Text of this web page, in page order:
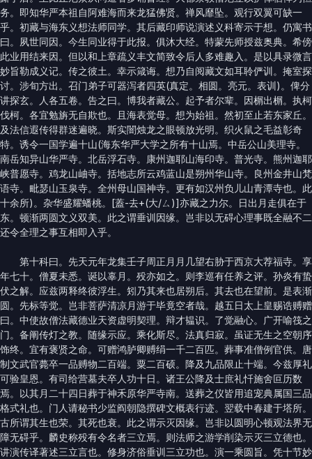
务。即知华严本祖自阿难海而来龙猛佛贤。禅风靡坠。观行双翼可缺一
乎。初藏与海东义想法师同学。其后藏印师说演述义科寄示于想。仍寓书
曰。夙世同因。今生同业得于此报。俱沐大经。特蒙先师授兹奥典。希傍
此业用结来因。但以和上章疏义丰文简致令后人多难趣入。是以具录微言
妙旨勒成义记。传之彼土。幸示箴诲。想乃自阅藏文如耳聆俨训。掩室探
讨。涉旬方出。召门弟子可器泻者四英(真定。相圆。亮元。表训)。俾分
讲探玄。人各五卷。告之曰。博我者藏公。起予者尔辈。因榍出榍。执柯
伐柯。各宜勉旃无自欺也。且海表觉母。想为始祖。然初至止若东家丘。
及法信遐传得群迷遍晓。斯实闇烛龙之眼顿放光明。织火鼠之毛益彰奇
特。诱令一国学遍十山(海东华严大学之所有十山焉。中岳公山美理寺。
南岳知异山华严寺。北岳浮石寺。康州迦耶山海印寺。普光寺。熊州迦耶
峡普愿寺。鸡龙山岫寺。括地志所云鸡蓝山是朔州华山寺。良州金井山梵
语寺。毗瑟山玉泉寺。全州母山国神寺。更有如汉州负儿山青潭寺也。此
十余所)。杂华盛耀蟠桃。[蓋-去+(大/ㄙ)]亦藏之力尔。日出月走俱在于
东。顿渐两圆文义双美。此之谓垂训因缘。岂非以无碍心理事既全融不二
还令全理之事互相即入乎。
第十科曰。先天元年龙集壬子周正月月几望右胁于西京大荐福寺。享
年七十。僧夏未悉。诞以辜月。殁亦如之。则李巡有任养之评。孙炎有蛰
伏之解。应兹两释终彼浮生。矧乃其来也居朔后。其去也在望前。是表渐
圆。先标等觉。岂非菩萨清凉月游于毕竟空者哉。越五日太上皇赐诰赙赠
曰。中使故僧法藏德业天资虚明契理。辩才韫识。了觉融心。广开喻筏之
门。备阐传灯之教。随缘示应。乘化斯尽。法真归寂。虽证无生之空朝序
饰终。宜有褒贤之命。可赠鸿胪卿赙绢一千二百匹。葬事准僧例官供。唐
制文武官薨卒一品赙物二百端。粟二百硕。降及九品限止十端。今兹厚礼
可验皇恩。有司给营墓夫卒人功十日。诸王公降及士庶礼忏施舍叵历数
焉。以其月二十四日葬于神禾原华严寺南。送葬之仪皆用追宠典属国三品
格式礼也。门人请秘书少监阎朝隐撰碑文概表行迹。翌载中春建于塔所。
古所谓其生也荣。其死也衰。此之谓示灭因缘。岂非以圆明心顿观法界无
障无碍乎。麟史称殁有令名者三立焉。则法师之游学削染示灭三立德也。
讲演传译著述三立言也。修身济俗垂训三立功也。演一乘圆旨。凭十节妙